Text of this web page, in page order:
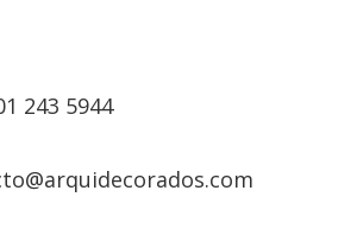
243 5944